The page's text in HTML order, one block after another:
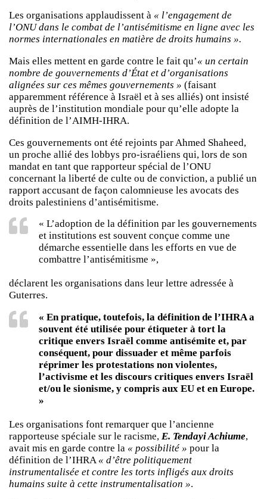
Les organisations applaudissent à « l’engagement de
l’ONU dans le combat de l’antisémitisme en ligne avec les
normes internationales en matière de droits humains ».
Mais elles mettent en garde contre le fait qu’« un certain
nombre de gouvernements d’État et d’organisations
alignées sur ces mêmes gouvernements » (faisant
apparemment référence à Israël et à ses alliés) ont insisté
auprès de l’institution mondiale pour qu’elle adopte la
définition de l’AIMH-IHRA.
Ces gouvernements ont été rejoints par Ahmed Shaheed,
un proche allié des lobbys pro-israéliens qui, lors de son
mandat en tant que rapporteur spécial de l’ONU
concernant la liberté de culte ou de conviction, a publié un
rapport accusant de façon calomnieuse les avocats des
droits palestiniens d’antisémitisme.
« L’adoption de la définition par les gouvernements
et institutions est souvent conçue comme une
démarche essentielle dans les efforts en vue de
combattre l’antisémitisme »,
déclarent les organisations dans leur lettre adressée à
Guterres.
« En pratique, toutefois, la définition de l’IHRA a
souvent été utilisée pour étiqueter à tort la
critique envers Israël comme antisémite et, par
conséquent, pour dissuader et même parfois
réprimer les protestations non violentes,
l’activisme et les discours critiques envers Israël
et/ou le sionisme, y compris aux EU et en Europe.
»
Les organisations font remarquer que l’ancienne
rapporteuse spéciale sur le racisme, E. Tendayi Achiume,
avait mis en garde contre la « possibilité » pour la
définition de l’IHRA « d’être politiquement
instrumentalisée et contre les torts infligés aux droits
humains suite à cette instrumentalisation ».